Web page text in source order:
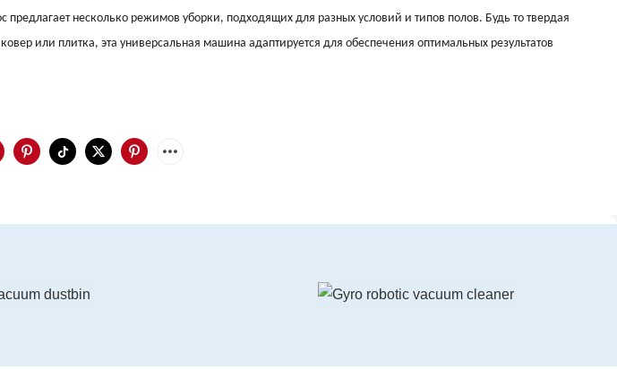
предлагает несколько режимов уборки, подходящих для разных условий и типов полов. Будь то твердая
или плитка, эта универсальная машина адаптируется для обеспечения оптимальных результатов